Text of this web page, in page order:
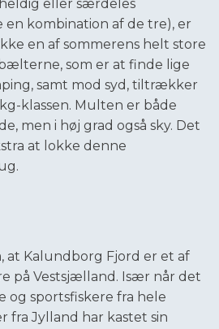
eller særdeles
en kombination af de tre), er
en af sommerens helt store
som er at finde lige
samt mod syd, tiltrækker
klassen. Multen er både
men i høj grad også sky. Det
at lokke denne
at Kalundborg Fjord er et af
på Vestsjælland. Især når det
og sportsfiskere fra hele
fra Jylland har kastet sin